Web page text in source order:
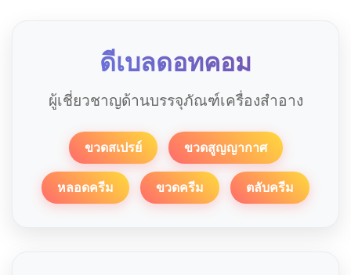
ดีเบลดอทคอม
ผู้เชี่ยวชาญด้านบรรจุภัณฑ์เครื่องสำอาง
ขวดสเปรย์ ขวดสูญญากาศ
หลอดครีม ขวดครีม ตลับครีม